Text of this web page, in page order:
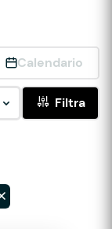
Calendario
Filtra